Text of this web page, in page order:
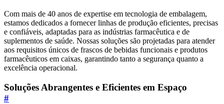
Com mais de 40 anos de expertise em tecnologia de embalagem,
estamos dedicados a fornecer linhas de produção eficientes, precisas
e confiáveis, adaptadas para as indústrias farmacêutica e de
suplementos de saúde. Nossas soluções são projetadas para atender
aos requisitos únicos de frascos de bebidas funcionais e produtos
farmacêuticos em caixas, garantindo tanto a segurança quanto a
excelência operacional.
Soluções Abrangentes e Eficientes em Espaço
#